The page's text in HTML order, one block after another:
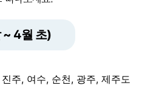
~ 4월 초)
주, 여수, 순천, 광주, 제주도